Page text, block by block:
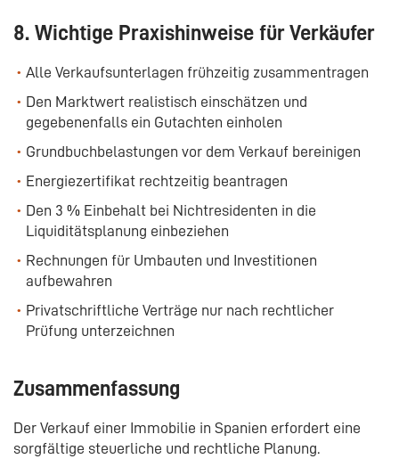
8. Wichtige Praxishinweise für Verkäufer
Alle Verkaufsunterlagen frühzeitig zusammentragen
Den Marktwert realistisch einschätzen und
gegebenenfalls ein Gutachten einholen
Grundbuchbelastungen vor dem Verkauf bereinigen
Energiezertifikat rechtzeitig beantragen
Den 3 % Einbehalt bei Nichtresidenten in die
Liquiditätsplanung einbeziehen
Rechnungen für Umbauten und Investitionen
aufbewahren
Privatschriftliche Verträge nur nach rechtlicher
Prüfung unterzeichnen
Zusammenfassung
Der Verkauf einer Immobilie in Spanien erfordert eine
sorgfältige steuerliche und rechtliche Planung.